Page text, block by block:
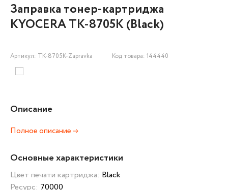
Заправка тонер-картриджа
KYOCERA TK-8705K (Black)
Артикул: TK-8705K-Zapravka Код товара: 144440
Описание
Полное описание
Основные характеристики
Цвет печати картриджа: Black
Ресурс: 70000